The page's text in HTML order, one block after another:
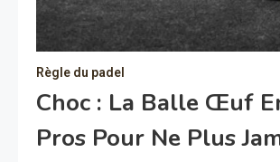
Règle du padel
Choc : La Balle Œuf
Pros Pour Ne Plus